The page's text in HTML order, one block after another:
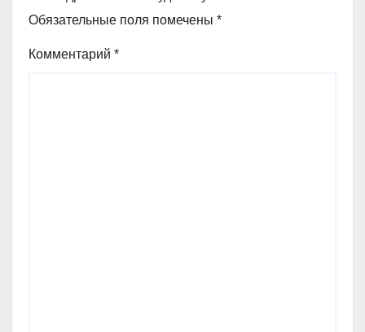
Обязательные поля помечены *
Комментарий *